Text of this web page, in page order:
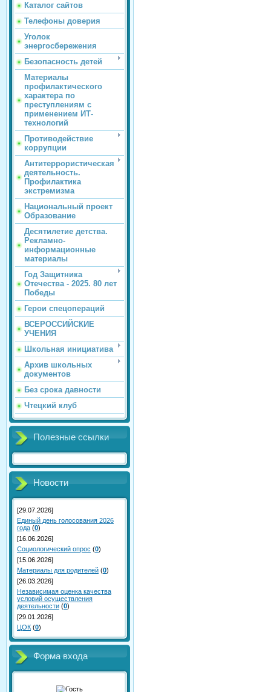
Каталог сайтов
Телефоны доверия
Уголок
энергосбережения
Безопасность детей
Материалы
профилактического
характера по
преступлениям с
применением ИТ-
технологий
Противодействие
коррупции
Антитеррористическая
деятельность.
Профилактика
экстремизма
Национальный проект
Образование
Десятилетие детства.
Рекламно-
информационные
материалы
Год Защитника
Отечества - 2025. 80 лет
Победы
Герои спецопераций
ВСЕРОССИЙСКИЕ
УЧЕНИЯ
Школьная инициатива
Архив школьных
документов
Без срока давности
Чтецкий клуб
Полезные ссылки
Новости
[29.07.2026]
Единый день голосования 2026
года (0)
[16.06.2026]
Социологический опрос (0)
[15.06.2026]
Материалы для родителей (0)
[26.03.2026]
Независимая оценка качества
условий осуществления
деятельности (0)
[29.01.2026]
ЦОК (0)
Форма входа